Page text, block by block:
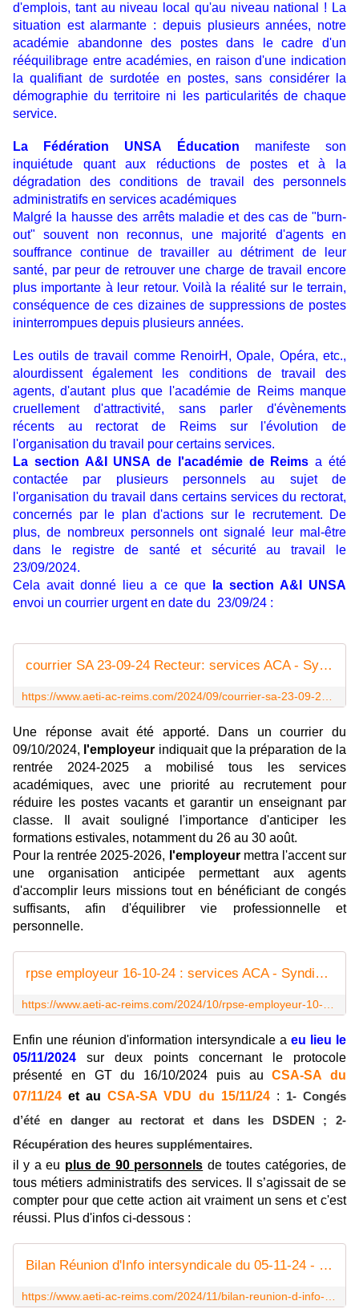
d'emplois, tant au niveau local qu'au niveau national ! La
situation est alarmante : depuis plusieurs années, notre
académie abandonne des postes dans le cadre d'un
rééquilibrage entre académies, en raison d'une indication
la qualifiant de surdotée en postes, sans considérer la
démographie du territoire ni les particularités de chaque
service.
La Fédération UNSA Éducation manifeste son
inquiétude quant aux réductions de postes et à la
dégradation des conditions de travail des personnels
administratifs en services académiques
Malgré la hausse des arrêts maladie et des cas de "burn-
out" souvent non reconnus, une majorité d'agents en
souffrance continue de travailler au détriment de leur
santé, par peur de retrouver une charge de travail encore
plus importante à leur retour. Voilà la réalité sur le terrain,
conséquence de ces dizaines de suppressions de postes
ininterrompues depuis plusieurs années.
Les outils de travail comme RenoirH, Opale, Opéra, etc.,
alourdissent également les conditions de travail des
agents, d'autant plus que l'académie de Reims manque
cruellement d'attractivité, sans parler d'évènements
récents au rectorat de Reims sur l'évolution de
l'organisation du travail pour certains services.
La section A&I UNSA de l'académie de Reimsa été
contactée par plusieurs personnels au sujet de
l'organisation du travail dans certains services du rectorat,
concernés par le plan d'actions sur le recrutement. De
plus, de nombreux personnels ont signalé leur mal-être
dans le registre de santé et sécurité au travail le
23/09/2024.
Cela avait donné lieu a ce quela section A&I UNSA
envoi un courrier urgent en date du 23/09/24 :
courrier SA 23-09-24 Recteur: services ACA - Syndicat AetI-UNSA Académie Reims
Une réponse avait été apporté. Dans un courrier du
09/10/2024, l'employeur indiquait que la préparation de la
rentrée 2024-2025 a mobilisé tous les services
académiques, avec une priorité au recrutement pour
réduire les postes vacants et garantir un enseignant par
classe. Il avait souligné l'importance d'anticiper les
formations estivales, notamment du 26 au 30 août.
Pour la rentrée 2025-2026, l'employeur mettra l'accent sur
une organisation anticipée permettant aux agents
d'accomplir leurs missions tout en bénéficiant de congés
suffisants, afin d'équilibrer vie professionnelle et
personnelle.
rpse employeur 16-10-24 : services ACA - Syndicat AetI-UNSA Académie Reims
Enfin une réunion d'information intersyndicale a eu lieu le
05/11/2024 sur deux points concernant le protocole
présenté en GT du 16/10/2024 puis auCSA-SA du
07/11/24 et auCSA-SA VDU du 15/11/24: 1- Congés
d’été en danger au rectorat et dans les DSDEN ; 2-
Récupération des heures supplémentaires.
il y a eu plus de 90 personnels de toutes catégories, de
tous métiers administratifs des services.
Il s’agissait de se
compter pour que cette action ait vraiment un sens et c'est
réussi. Plus d'infos ci-dessous :
Bilan Réunion d'Info intersyndicale du 05-11-24 - Syndicat AetI-UNSA Académie Reims